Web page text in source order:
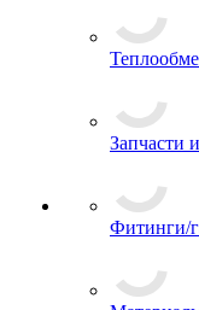
Запчасти
Фитинги/